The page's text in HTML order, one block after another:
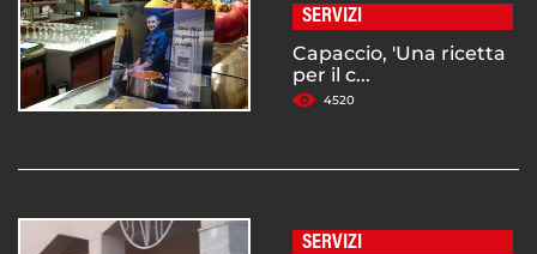
SERVIZI
Capaccio, 'Una ricetta
per il c...
4520
SERVIZI